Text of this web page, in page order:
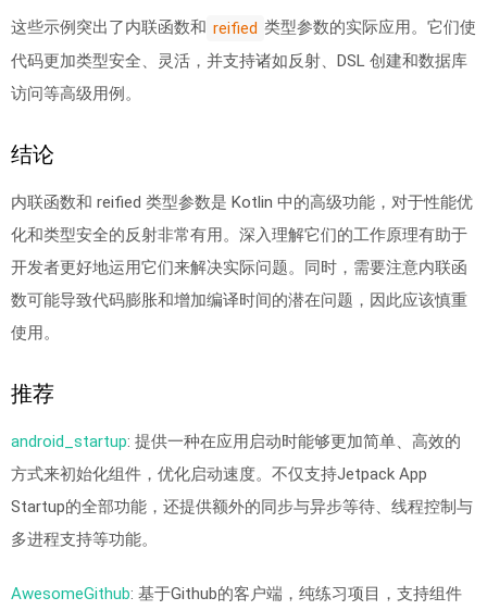
这些示例突出了内联函数和 reified 类型参数的实际应用。它们使
代码更加类型安全、灵活，并支持诸如反射、DSL 创建和数据库
访问等高级用例。
结论
内联函数和 reified 类型参数是 Kotlin 中的高级功能，对于性能优
化和类型安全的反射非常有用。深入理解它们的工作原理有助于
开发者更好地运用它们来解决实际问题。同时，需要注意内联函
数可能导致代码膨胀和增加编译时间的潜在问题，因此应该慎重
使用。
推荐
android_startup: 提供一种在应用启动时能够更加简单、高效的
方式来初始化组件，优化启动速度。不仅支持Jetpack App
Startup的全部功能，还提供额外的同步与异步等待、线程控制与
多进程支持等功能。
AwesomeGithub: 基于Github的客户端，纯练习项目，支持组件